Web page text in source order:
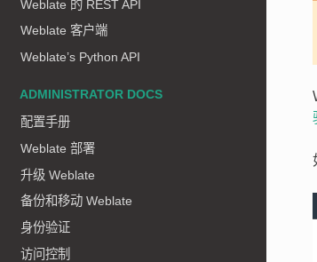
Weblate 的 REST API
Weblate 客户端
Weblate’s Python API
ADMINISTRATOR DOCS
配置手册
Weblate 部署
升级 Weblate
备份和移动 Weblate
身份验证
访问控制